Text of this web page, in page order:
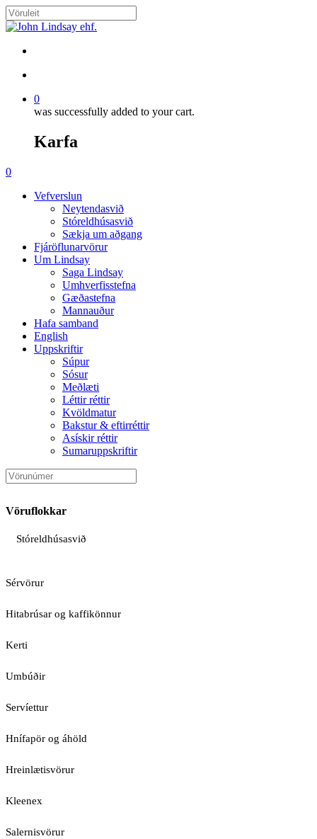
Skip
to
content
Close
0
was successfully added to your cart.
Karfa
Menu
search
account
0
Vefverslun
Neytendasvið
Stóreldhúsasvið
Sækja um aðgang
Fjáröflunarvörur
Um Lindsay
Saga Lindsay
Umhverfisstefna
Gæðastefna
Mannauður
Hafa samband
English
Uppskriftir
Súpur
Sósur
Meðlæti
Léttir réttir
Kvöldmatur
Bakstur & eftirréttir
Asískir réttir
Sumaruppskriftir
Vöruflokkar
Stóreldhúsasvið
Sérvörur
Hitabrúsar og kaffikönnur
Kerti
Umbúðir
Servíettur
Hnífapör og áhöld
Hreinlætisvörur
Kleenex
Salernisvörur